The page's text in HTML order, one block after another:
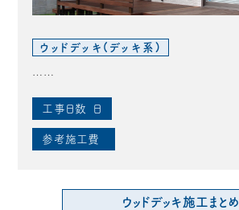
ウッドデッキ(デッキ系)
……
工事日数 日
参考施工費
ウッドデッキ施工まとめ